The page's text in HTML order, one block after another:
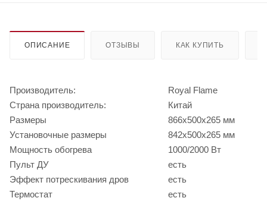
ОПИСАНИЕ ОТЗЫВЫ КАК КУПИТЬ
Производитель:
Royal Flame
Страна производитель:
Китай
Размеры
866x500x265 мм
Установочные размеры
842x500x265 мм
Мощность обогрева
1000/2000 Вт
Пульт ДУ
есть
Эффект потрескивания дров
есть
Термостат
есть